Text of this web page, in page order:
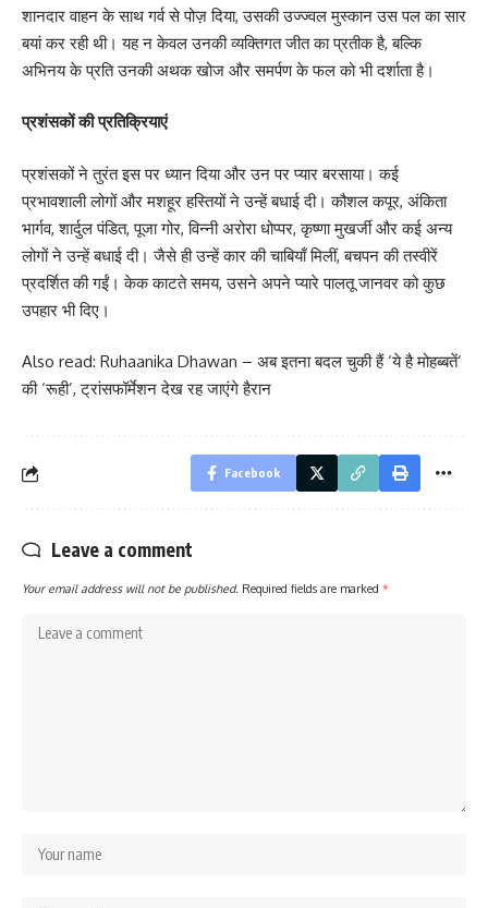
शानदार वाहन के साथ गर्व से पोज़ दिया, उसकी उज्ज्वल मुस्कान उस पल का सार
बयां कर रही थी। यह न केवल उनकी व्यक्तिगत जीत का प्रतीक है, बल्कि
अभिनय के प्रति उनकी अथक खोज और समर्पण के फल को भी दर्शाता है।
प्रशंसकों की प्रतिक्रियाएं
प्रशंसकों ने तुरंत इस पर ध्यान दिया और उन पर प्यार बरसाया। कई
प्रभावशाली लोगों और मशहूर हस्तियों ने उन्हें बधाई दी। कौशल कपूर, अंकिता
भार्गव, शार्दुल पंडित, पूजा गोर, विन्नी अरोरा धोप्पर, कृष्णा मुखर्जी और कई अन्य
लोगों ने उन्हें बधाई दी। जैसे ही उन्हें कार की चाबियाँ मिलीं, बचपन की तस्वीरें
प्रदर्शित की गईं। केक काटते समय, उसने अपने प्यारे पालतू जानवर को कुछ
उपहार भी दिए।
Also read: Ruhaanika Dhawan – अब इतना बदल चुकी हैं ‘ये है मोहब्बतें’
की ‘रूही’, ट्रांसफॉर्मेशन देख रह जाएंगे हैरान
Facebook
Leave a comment
Your email address will not be published. Required fields are marked *